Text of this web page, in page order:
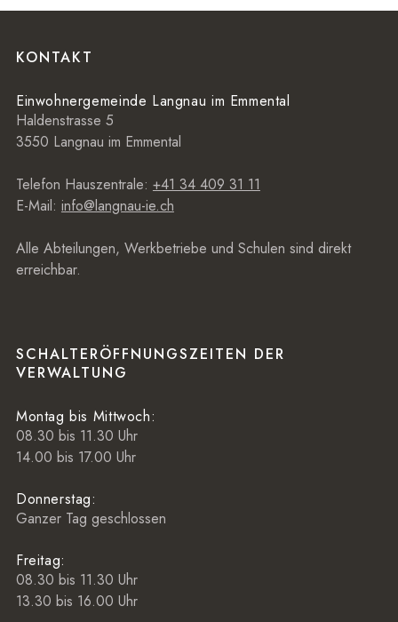
KONTAKT
Einwohnergemeinde Langnau im Emmental
Haldenstrasse 5
3550 Langnau im Emmental
Telefon Hauszentrale: +41 34 409 31 11
E-Mail: info@langnau-ie.ch
Alle Abteilungen, Werkbetriebe und Schulen sind direkt
erreichbar.
SCHALTERÖFFNUNGSZEITEN DER
VERWALTUNG
Montag bis Mittwoch:
08.30 bis 11.30 Uhr
14.00 bis 17.00 Uhr
Donnerstag:
Ganzer Tag geschlossen
Freitag:
08.30 bis 11.30 Uhr
13.30 bis 16.00 Uhr